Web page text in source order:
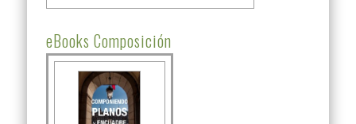
eBooks Composición